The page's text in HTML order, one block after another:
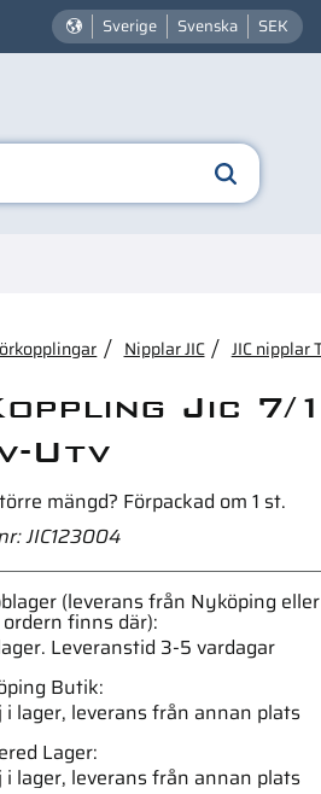
Sverige Svenska SEK
intressera
Nipplar JIC JIC nipplar
Jic 7/
Utv
mängd? Förpackad om 1 st.
JIC123004
(leverans från Nyköping
finns där)
Leveranstid 3-5 vardagar
Butik
i lager, leverans från annan plats
Lager
i lager, leverans från annan plats